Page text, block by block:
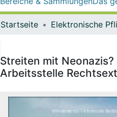
Startseite
Streiten mit
Arbeitsstelle